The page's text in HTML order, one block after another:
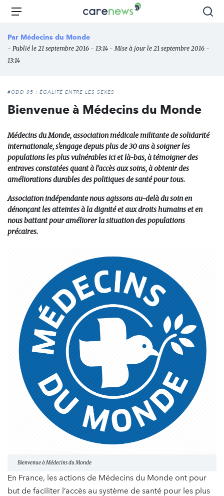
Aller
principal
Carenews,
média
des
Menu
Par Médecins du Monde
- Publié le 21 septembre 2016 - 13:14 - Mise à jour le 21 septembre 2016 -
13:14
#ODD 05 : ÉGALITÉ ENTRE LES SEXES
Bienvenue à Médecins du Monde
Médecins du Monde, association médicale militante de solidarité
internationale, s'engage depuis plus de 30 ans à soigner les
populations les plus vulnérables ici et là-bas, à témoigner des
entraves constatées quant à l’accès aux soins, à obtenir des
améliorations durables des politiques de santé pour tous.
Association indépendante nous agissons au-delà du soin en
dénonçant les atteintes à la dignité et aux droits humains et en
nous battant pour améliorer la situation des populations
précaires.
Bienvenue à Médecins du Monde
En France, les actions de Médecins du Monde ont pour
but de faciliter l’accès au système de santé pour les plus